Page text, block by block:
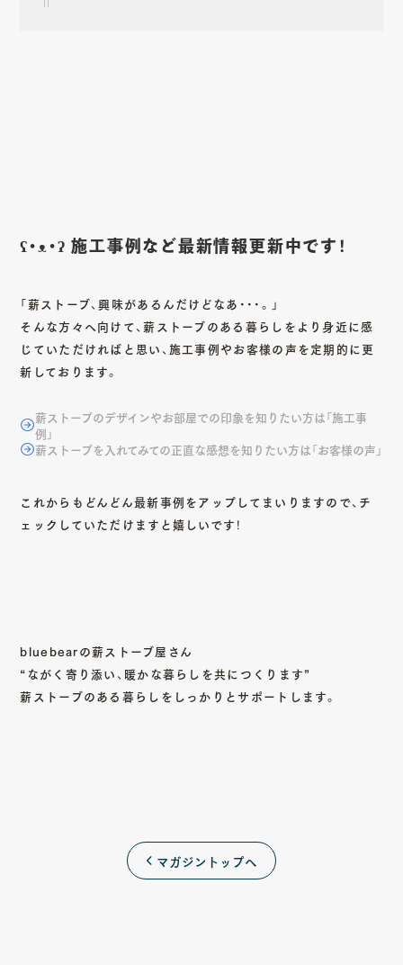
ʕ•ᴥ•ʔ 施工事例など最新情報更新中です！
「薪ストーブ、興味があるんだけどなあ・・・。」
そんな方々へ向けて、薪ストーブのある暮らしをより身近に感
じていただければと思い、施工事例やお客様の声を定期的に更
新しております。
薪ストーブのデザインやお部屋での印象を知りたい方は「施工事
例」
薪ストーブを入れてみての正直な感想を知りたい方は「お客様の声」
これからもどんどん最新事例をアップしてまいりますので、チ
ェックしていただけますと嬉しいです！
bluebearの薪ストーブ屋さん
“ながく寄り添い、暖かな暮らしを共につくります”
薪ストーブのある暮らしをしっかりとサポートします。
マガジントップへ